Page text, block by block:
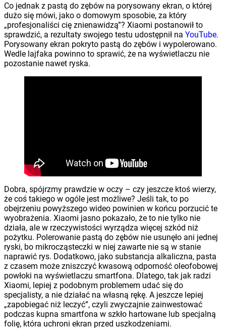
Co jednak z pastą do zębów na porysowany ekran, o której
dużo się mówi, jako o domowym sposobie, za który
„profesjonaliści cię znienawidzą”? Xiaomi postanowił to
sprawdzić, a rezultaty swojego testu udostępnił na YouTube.
Porysowany ekran pokryto pastą do zębów i wypolerowano.
Wedle lajfaka powinno to sprawić, że na wyświetlaczu nie
pozostanie nawet ryska.
Dobra, spójrzmy prawdzie w oczy – czy jeszcze ktoś wierzy,
że coś takiego w ogóle jest możliwe? Jeśli tak, to po
obejrzeniu powyższego wideo powinien w końcu porzucić te
wyobrażenia. Xiaomi jasno pokazało, że to nie tylko nie
działa, ale w rzeczywistości wyrządza więcej szkód niż
pożytku. Polerowanie pastą do zębów nie usunęło ani jednej
ryski, bo mikrocząsteczki w niej zawarte nie są w stanie
naprawić rys. Dodatkowo, jako substancja alkaliczna, pasta
z czasem może zniszczyć kwasową odporność oleofobowej
powłoki na wyświetlaczu smartfona. Dlatego, tak jak radzi
Xiaomi, lepiej z podobnym problemem udać się do
specjalisty, a nie działać na własną rękę. A jeszcze lepiej
„zapobiegać niż leczyć”, czyli zwyczajnie zainwestować
podczas kupna smartfona w szkło hartowane lub specjalną
folię, która uchroni ekran przed uszkodzeniami.